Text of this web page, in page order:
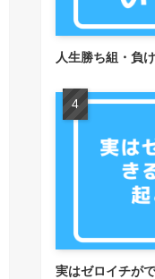
人生勝ち組・負
実はゼロイチが